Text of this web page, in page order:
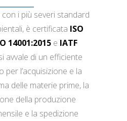
con i più severi standard
è certificata ISO
14001:2015e IATF
avvale di un efficiente
per l’acquisizione e la
delle materie prime, la
della produzione
e la spedizione